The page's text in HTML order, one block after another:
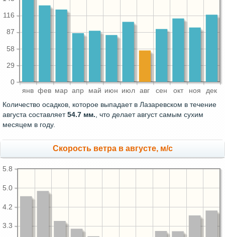
янв фев мар апр май июн июл авг сен окт ноя дек
0
29
58
87
116
Количество осадков, которое выпадает в Лазаревском в течение
августа составляет54.7 мм., что делает август самым сухим
месяцем в году.
Скорость ветра в августе, м/с
3.3
4.2
5.0
5.8